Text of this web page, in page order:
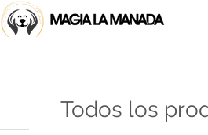
Todos los